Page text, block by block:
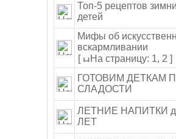
Топ-5 рецептов
детей
Мифы об
вскармливании
[
На страницу: 1, 2 ]
ГОТОВИМ ДЕТКАМ
СЛАДОСТИ
ЛЕТНИЕ НАПИТКИ
ЛЕТ